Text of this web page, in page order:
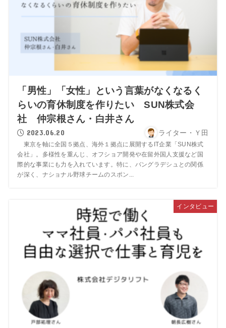
「男性」「女性」という言葉がなくなるく
らいの育休制度を作りたい SUN株式会
社 仲宗根さん・白井さん
2023.06.20 ライター・Ｙ田
東京を軸に全国５拠点、海外１拠点に展開するIT企業「SUN株式
会社」。多様性を重んじ、オフショア開発や在留外国人支援など国
際的な事業にも力を入れています。特に、バングラデシュとの関係
が深く、ナショナル野球チームのスポン...
インタビュー